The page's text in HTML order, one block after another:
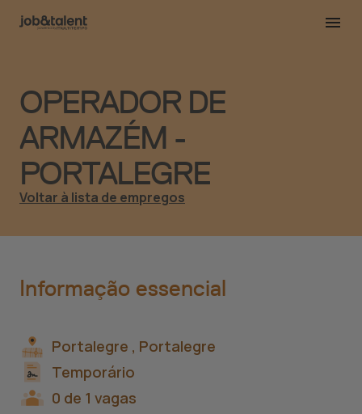
OPERADOR DE
ARMAZÉM -
PORTALEGRE
Voltar à lista de empregos
Informação essencial
Portalegre , Portalegre
Temporário
0 de 1 vagas